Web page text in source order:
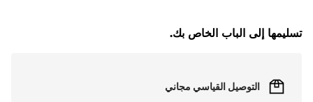
تسليمها إلى الباب الخاص بك.
التوصيل القياسي مجاني